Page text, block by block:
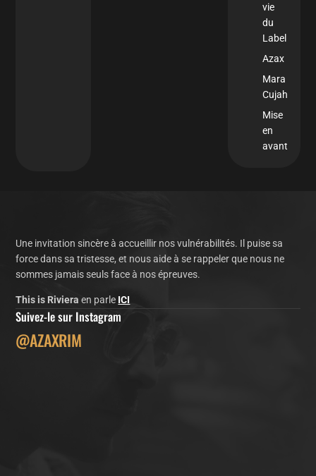
vie
du
Label
Azax
Mara
Cujah
Mise
en
avant
Une invitation sincère à accueillir nos vulnérabilités. Il puise sa
force dans sa tristesse, et nous aide à se rappeler que nous ne
sommes jamais seuls face à nos épreuves.
This is Riviera en parle ICI
Suivez-le sur Instagram
@AZAXRIM